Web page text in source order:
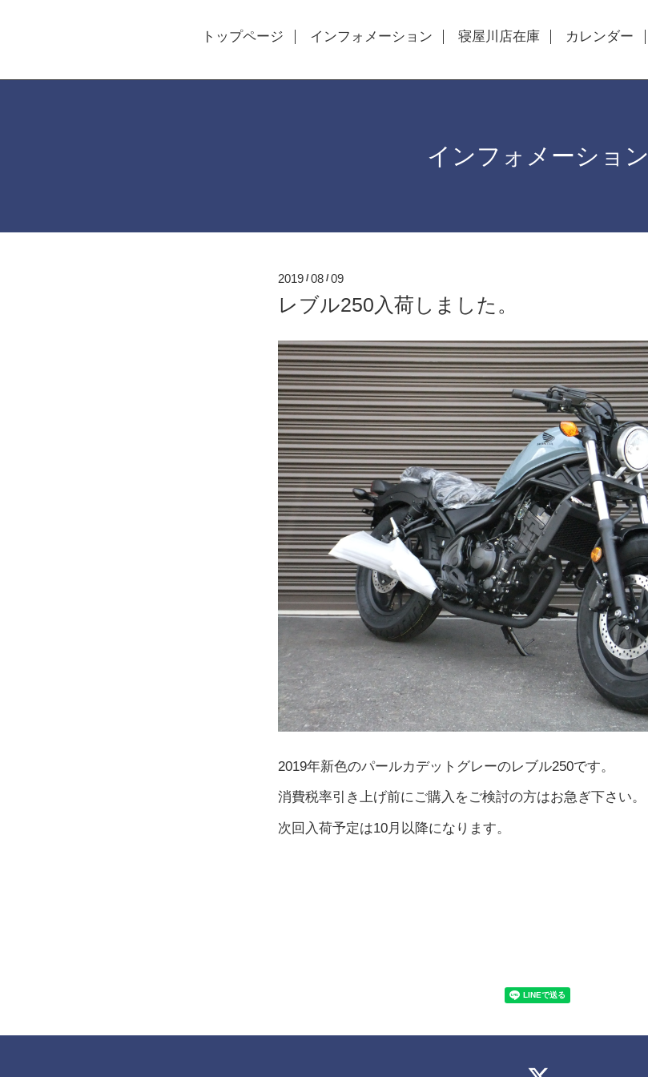
トップページ インフォメーション 寝屋川店在庫 カレンダー
インフォメーション
2019 /08 /09
レブル250入荷しました。
2019年新色のパールカデットグレーのレブル250です。
消費税率引き上げ前にご購入をご検討の方はお急ぎ下さい。
次回入荷予定は10月以降になります。